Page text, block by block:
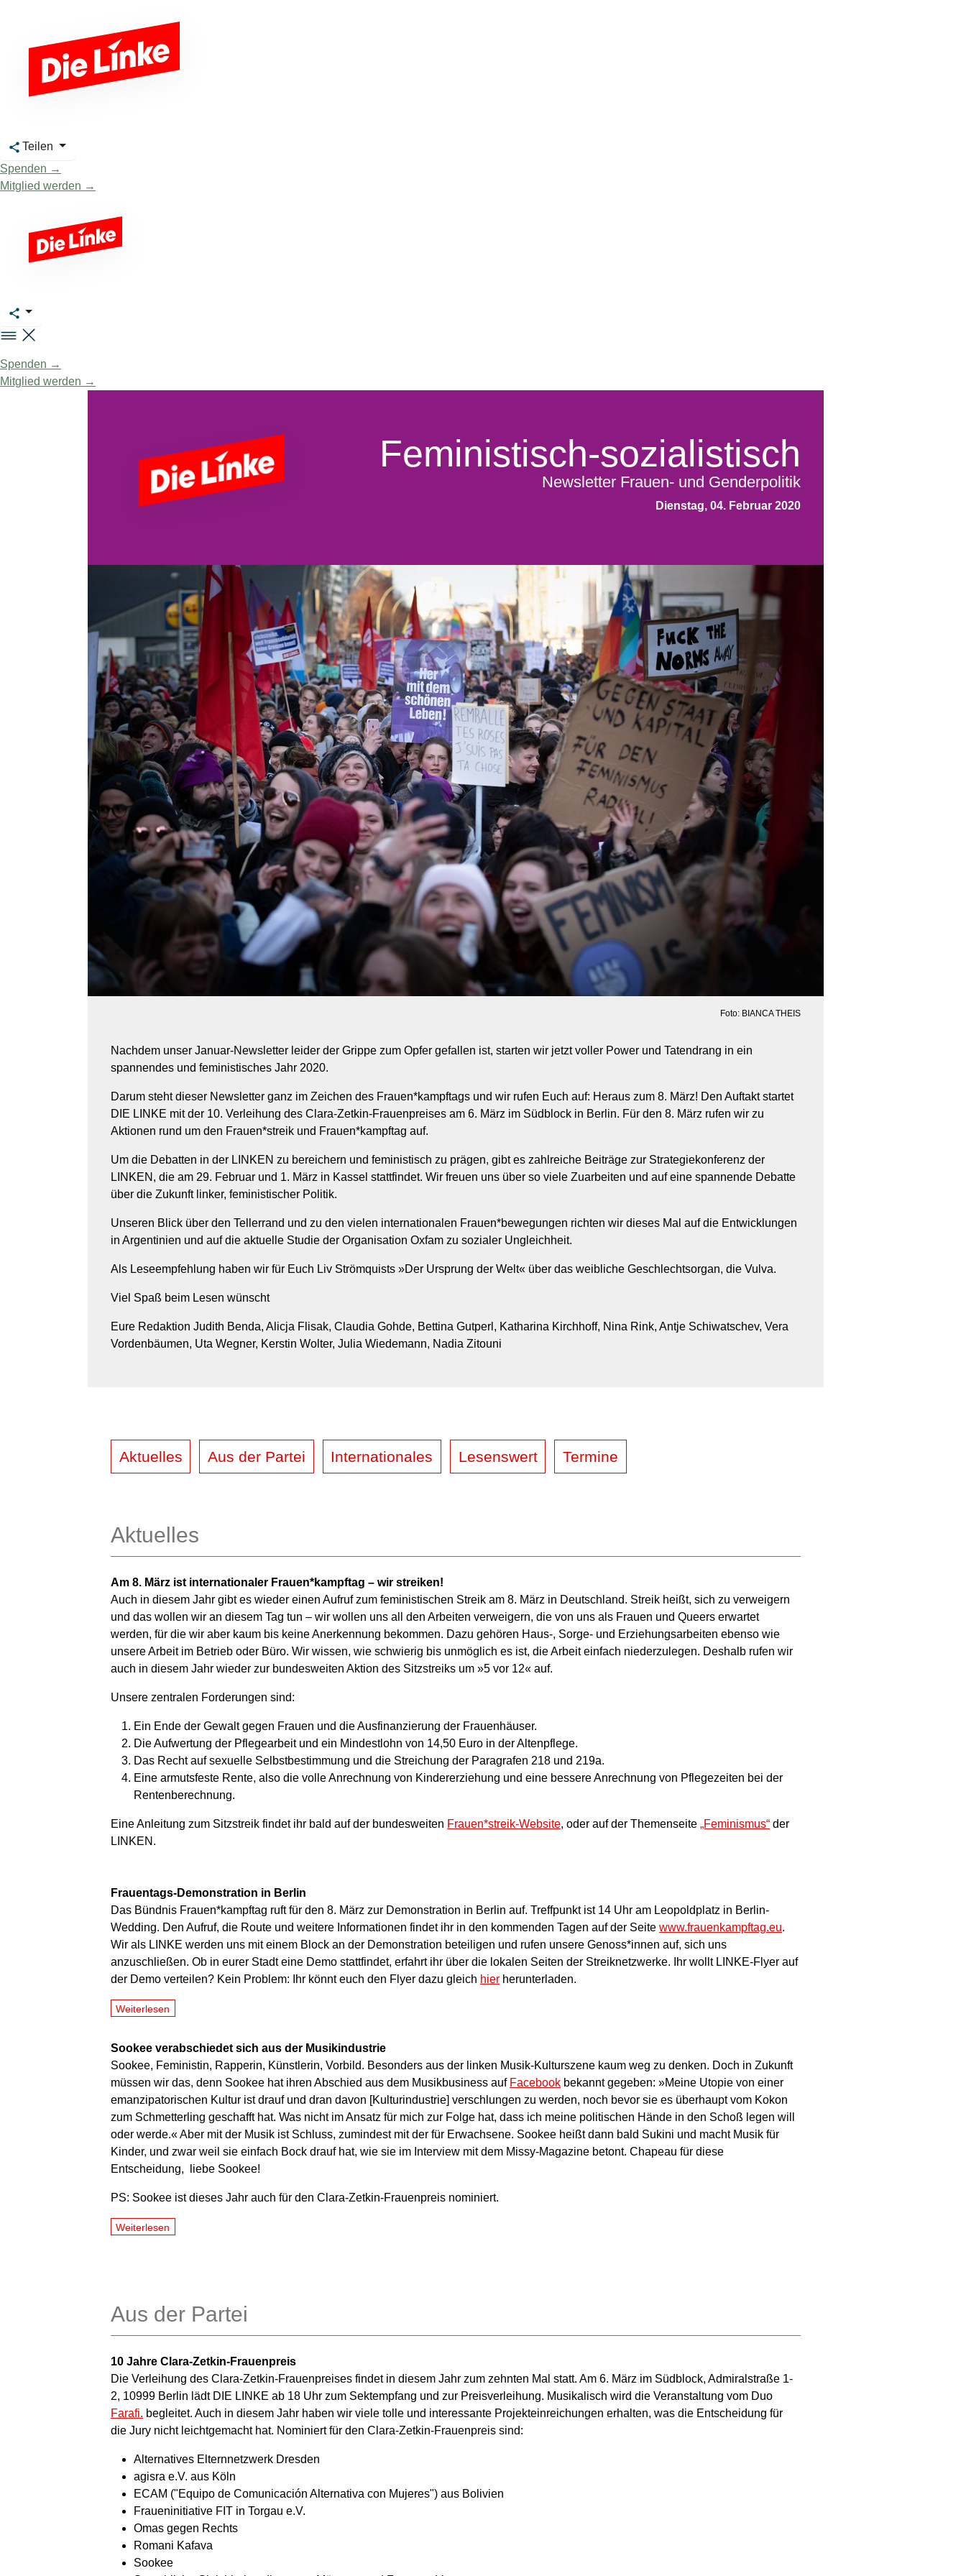
Teilen
Spenden →
Mitglied werden →
Spenden →
Mitglied werden →
Feministisch-sozialistisch
Newsletter Frauen- und Genderpolitik
Dienstag, 04. Februar 2020
Foto: BIANCA THEIS
Nachdem unser Januar-Newsletter leider der Grippe zum Opfer gefallen ist, starten wir jetzt voller Power und Tatendrang in ein
spannendes und feministisches Jahr 2020.
Darum steht dieser Newsletter ganz im Zeichen des Frauen*kampftags und wir rufen Euch auf: Heraus zum 8. März! Den Auftakt startet
DIE LINKE mit der 10. Verleihung des Clara-Zetkin-Frauenpreises am 6. März im Südblock in Berlin. Für den 8. März rufen wir zu
Aktionen rund um den Frauen*streik und Frauen*kampftag auf.
Um die Debatten in der LINKEN zu bereichern und feministisch zu prägen, gibt es zahlreiche Beiträge zur Strategiekonferenz der
LINKEN, die am 29. Februar und 1. März in Kassel stattfindet. Wir freuen uns über so viele Zuarbeiten und auf eine spannende Debatte
über die Zukunft linker, feministischer Politik.
Unseren Blick über den Tellerrand und zu den vielen internationalen Frauen*bewegungen richten wir dieses Mal auf die Entwicklungen
in Argentinien und auf die aktuelle Studie der Organisation Oxfam zu sozialer Ungleichheit.
Als Leseempfehlung haben wir für Euch Liv Strömquists »Der Ursprung der Welt« über das weibliche Geschlechtsorgan, die Vulva.
Viel Spaß beim Lesen wünscht
Eure Redaktion Judith Benda, Alicja Flisak, Claudia Gohde, Bettina Gutperl, Katharina Kirchhoff, Nina Rink, Antje Schiwatschev, Vera
Vordenbäumen, Uta Wegner, Kerstin Wolter, Julia Wiedemann, Nadia Zitouni
Aktuelles Aus der Partei Internationales Lesenswert Termine
Aktuelles
Am 8. März ist internationaler Frauen*kampftag – wir streiken!
Auch in diesem Jahr gibt es wieder einen Aufruf zum feministischen Streik am 8. März in Deutschland. Streik heißt, sich zu verweigern
und das wollen wir an diesem Tag tun – wir wollen uns all den Arbeiten verweigern, die von uns als Frauen und Queers erwartet
werden, für die wir aber kaum bis keine Anerkennung bekommen. Dazu gehören Haus-, Sorge- und Erziehungsarbeiten ebenso wie
unsere Arbeit im Betrieb oder Büro. Wir wissen, wie schwierig bis unmöglich es ist, die Arbeit einfach niederzulegen. Deshalb rufen wir
auch in diesem Jahr wieder zur bundesweiten Aktion des Sitzstreiks um »5 vor 12« auf.
Unsere zentralen Forderungen sind:
Ein Ende der Gewalt gegen Frauen und die Ausfinanzierung der Frauenhäuser.
Die Aufwertung der Pflegearbeit und ein Mindestlohn von 14,50 Euro in der Altenpflege.
Das Recht auf sexuelle Selbstbestimmung und die Streichung der Paragrafen 218 und 219a.
Eine armutsfeste Rente, also die volle Anrechnung von Kindererziehung und eine bessere Anrechnung von Pflegezeiten bei der
Rentenberechnung.
Eine Anleitung zum Sitzstreik findet ihr bald auf der bundesweiten Frauen*streik-Website, oder auf der Themenseite „Feminismus“ der
LINKEN.
Frauentags-Demonstration in Berlin
Das Bündnis Frauen*kampftag ruft für den 8. März zur Demonstration in Berlin auf. Treffpunkt ist 14 Uhr am Leopoldplatz in Berlin-
Wedding. Den Aufruf, die Route und weitere Informationen findet ihr in den kommenden Tagen auf der Seite www.frauenkampftag.eu.
Wir als LINKE werden uns mit einem Block an der Demonstration beteiligen und rufen unsere Genoss*innen auf, sich uns
anzuschließen. Ob in eurer Stadt eine Demo stattfindet, erfahrt ihr über die lokalen Seiten der Streiknetzwerke. Ihr wollt LINKE-Flyer auf
der Demo verteilen? Kein Problem: Ihr könnt euch den Flyer dazu gleich hier herunterladen.
Weiterlesen
Sookee verabschiedet sich aus der Musikindustrie
Sookee, Feministin, Rapperin, Künstlerin, Vorbild. Besonders aus der linken Musik-Kulturszene kaum weg zu denken. Doch in Zukunft
müssen wir das, denn Sookee hat ihren Abschied aus dem Musikbusiness auf Facebook bekannt gegeben: »Meine Utopie von einer
emanzipatorischen Kultur ist drauf und dran davon [Kulturindustrie] verschlungen zu werden, noch bevor sie es überhaupt vom Kokon
zum Schmetterling geschafft hat. Was nicht im Ansatz für mich zur Folge hat, dass ich meine politischen Hände in den Schoß legen will
oder werde.« Aber mit der Musik ist Schluss, zumindest mit der für Erwachsene. Sookee heißt dann bald Sukini und macht Musik für
Kinder, und zwar weil sie einfach Bock drauf hat, wie sie im Interview mit dem Missy-Magazine betont. Chapeau für diese
Entscheidung, liebe Sookee!
PS: Sookee ist dieses Jahr auch für den Clara-Zetkin-Frauenpreis nominiert.
Weiterlesen
Aus der Partei
10 Jahre Clara-Zetkin-Frauenpreis
Die Verleihung des Clara-Zetkin-Frauenpreises findet in diesem Jahr zum zehnten Mal statt. Am 6. März im Südblock, Admiralstraße 1-
2, 10999 Berlin lädt DIE LINKE ab 18 Uhr zum Sektempfang und zur Preisverleihung. Musikalisch wird die Veranstaltung vom Duo
Farafi. begleitet. Auch in diesem Jahr haben wir viele tolle und interessante Projekteinreichungen erhalten, was die Entscheidung für
die Jury nicht leichtgemacht hat. Nominiert für den Clara-Zetkin-Frauenpreis sind:
Alternatives Elternnetzwerk Dresden
agisra e.V. aus Köln
ECAM ("Equipo de Comunicación Alternativa con Mujeres") aus Bolivien
Fraueninitiative FIT in Torgau e.V.
Omas gegen Rechts
Romani Kafava
Sookee